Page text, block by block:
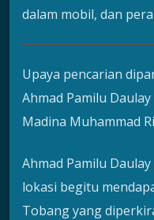
dalam mobil, dan
Upaya pencarian
Ahmad Pamilu
Madina Muhammad
Ahmad Pamilu
lokasi begitu
Tobang yang